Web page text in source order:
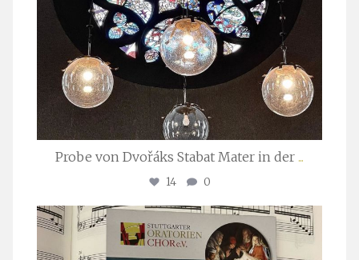
Probe von Dvořáks Stabat Mater in der ...
14 0
stuttgarter_oratorienchor
Nov. 29